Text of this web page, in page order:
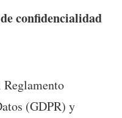
confidencialidad
(GDPR) y